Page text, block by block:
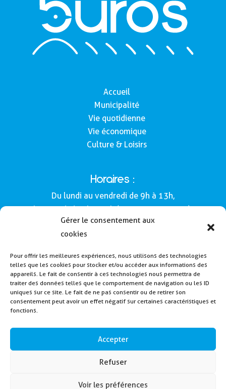
Gérer le consentement aux
cookies
Pour offrir les meilleures expériences, nous utilisons des technologies
telles que les cookies pour stocker et/ou accéder aux informations des
appareils. Le fait de consentir à ces technologies nous permettra de
traiter des données telles que le comportement de navigation ou les ID
uniques sur ce site. Le fait de ne pas consentir ou de retirer son
consentement peut avoir un effet négatif sur certaines caractéristiques et
fonctions.
Accepter
Refuser
Voir les préférences
Accueil
Municipalité
Vie quotidienne
Vie économique
Culture & Loisirs
Horaires :
Du lundi au vendredi de 9h à 13h,
160, route de Morlàas
64160 - Buros
Tél : 05 59 62 54 49
Inscription alerte SMS
Contactez nous
2024 – Mairie de Buros – Créé en collaboration